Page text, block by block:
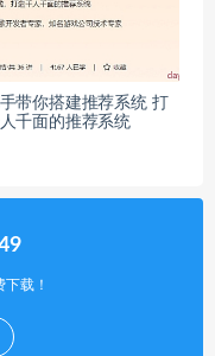
带你搭建推荐系统 打
千面的推荐系统
载！